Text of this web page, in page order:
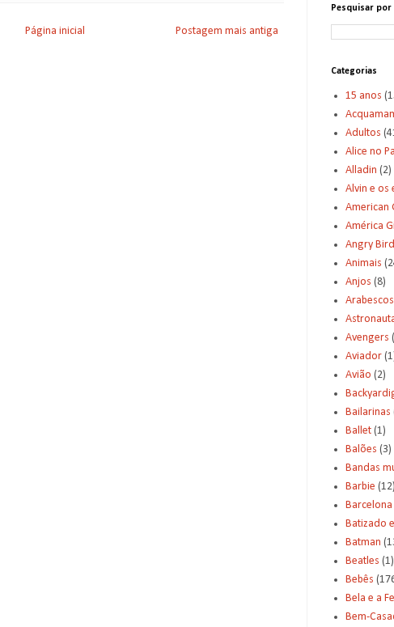
Postagem mais antiga
Página inicial
Pesquisar
Categorias
15 anos
Adultos
Alice no
Alladin (2)
Alvin e os
American
América
Angry
Animais
Anjos (8)
Arabescos
Avengers
Aviador
Avião (2)
Bailarinas
Ballet (1)
Balões (3)
Bandas
Barbie (12)
Barcelona
Batizado
Batman
Beatles (1)
Bebês
Bela e a
Bem-